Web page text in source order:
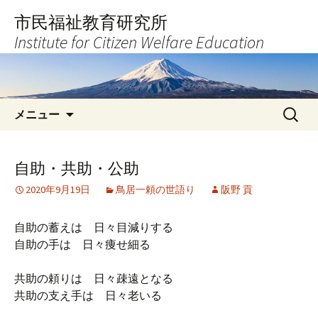
へ
キ
市民福祉教育研究所
Institute for Citizen Welfare Education
メニュー
検
索:
自助・共助・公助
2020年9月19日 鳥居一頼の世語り 阪野 貢
自助の蓄えは 日々目減りする
自助の手は 日々痩せ細る
共助の頼りは 日々疎遠となる
共助の支え手は 日々老いる